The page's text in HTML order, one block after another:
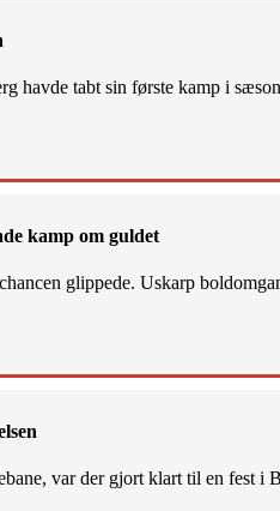
havde tabt sin første kamp i
kamp om guldet
glippede. Uskarp
var der gjort klart til en fest i